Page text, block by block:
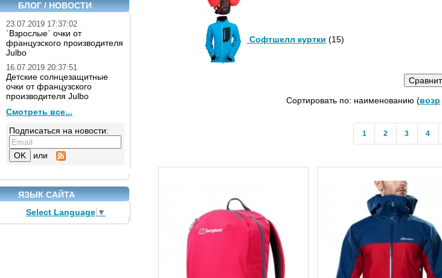
БЛОГ / НОВОСТИ
23.07.2019 17:37:02
`Взрослые` очки от
французского производителя
Julbo
16.07.2019 20:37:51
Детские солнцезащитные
очки от французского
производителя Julbo
Смотреть все...
Подписаться на новости:
или
ЯЗЫК САЙТА
Select Language ▼
Софтшелл куртки (15)
Сортировать по: наименованию (возр
1 2 3 4